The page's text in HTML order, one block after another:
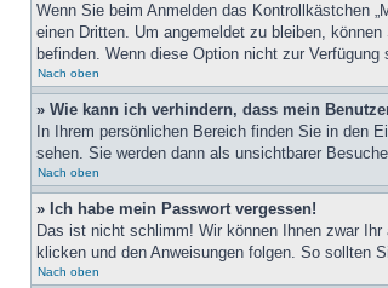
Wenn Sie beim Anmelden das Kontrollkästchen
einen Dritten. Um angemeldet zu bleiben,
befinden. Wenn diese Option nicht zur
Nach oben
» Wie kann ich verhindern, dass mein
In Ihrem persönlichen Bereich finden Sie in den
sehen. Sie werden dann als unsichtbarer
Nach oben
» Ich habe mein Passwort vergessen!
Das ist nicht schlimm! Wir können Ihnen zwar
klicken und den Anweisungen folgen. So sollten
Nach oben